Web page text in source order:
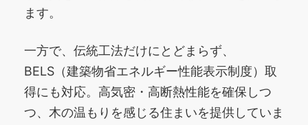
ます。
一方で、伝統工法だけにとどまらず、
BELS（建築物省エネルギー性能表示制度）取
得にも対応。高気密・高断熱性能を確保しつ
つ、木の温もりを感じる住まいを提供していま